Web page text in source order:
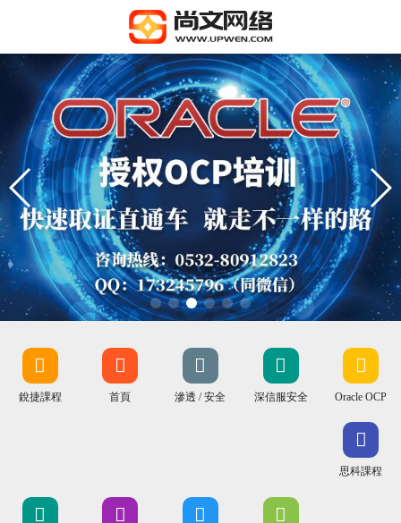
銳捷課程 首頁 滲透 / 安全 深信服安全 Oracle OCP
思科課程